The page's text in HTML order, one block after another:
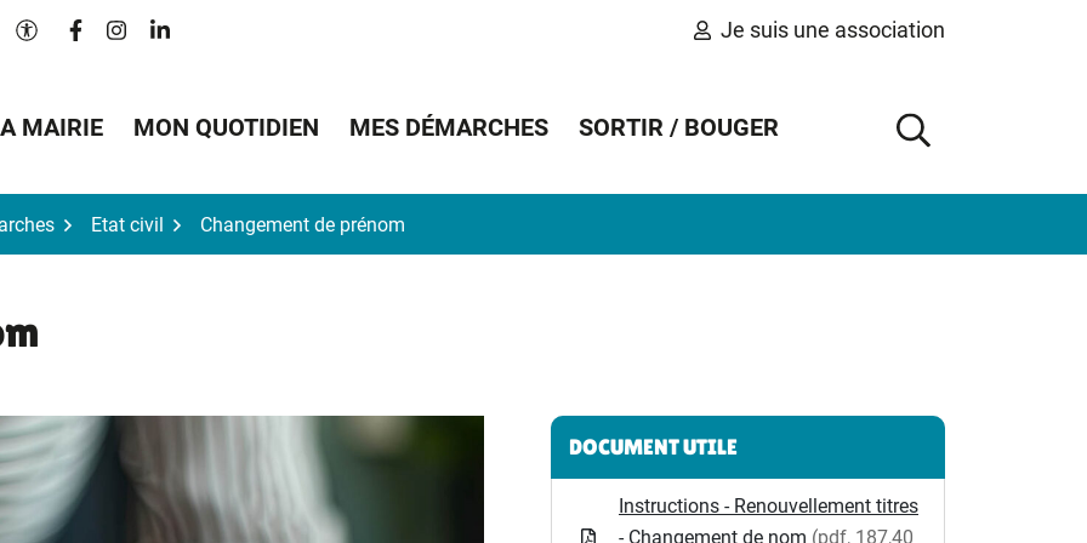
Paramètres d'accessibilité
Lien vers le compte Facebook
Lien vers le compte Instagram
Lien vers le compte Linkedin Je suis une association
MAIRIE MON QUOTIDIEN MES DÉMARCHES SORTIR / BOUGER
AFFICHER
Etat civil Changement de prénom
Informations complémentaires
DOCUMENT UTILE
Instructions - Renouvellement titres
- Changement de nom (pdf, 187,40